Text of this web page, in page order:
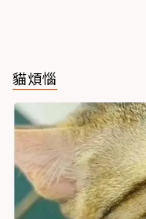
貓煩惱